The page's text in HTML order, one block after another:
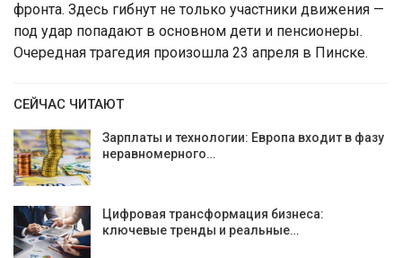
фронта. Здесь гибнут не только участники движения —
под удар попадают в основном дети и пенсионеры.
Очередная трагедия произошла 23 апреля в Пинске.
СЕЙЧАС ЧИТАЮТ
Зарплаты и технологии: Европа входит в фазу
неравномерного…
Цифровая трансформация бизнеса:
ключевые тренды и реальные…